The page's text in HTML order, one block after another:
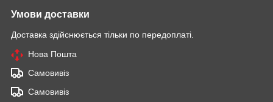
Умови доставки
Доставка здійснюється тільки по передоплаті.
Нова Пошта
Самовивіз
Самовивіз